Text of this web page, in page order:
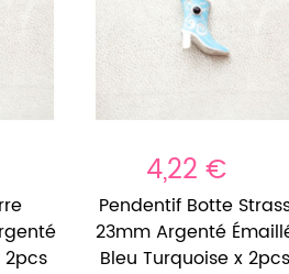
2pcs
4,22 €
Pendentif Botte
23mm Argenté
Bleu Turquoise x 2pcs